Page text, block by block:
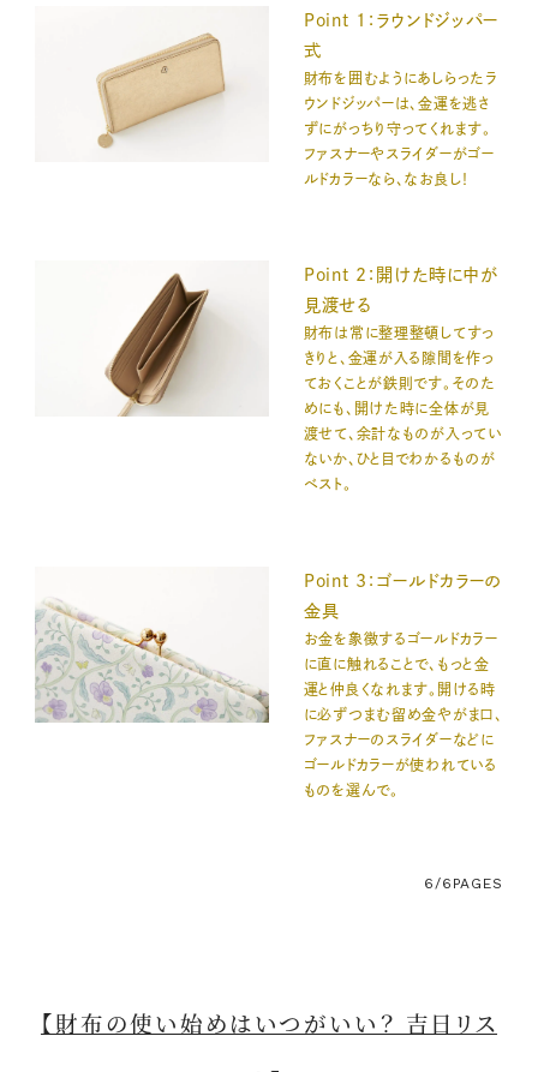
Point 1：ラウンドジッパー
式
財布を囲むようにあしらったラ
ウンドジッパーは、金運を逃さ
ずにがっちり守ってくれます。
ファスナーやスライダーがゴー
ルドカラーなら、なお良し！
Point 2：開けた時に中が
見渡せる
財布は常に整理整頓してすっ
きりと、金運が入る隙間を作っ
ておくことが鉄則です。そのた
めにも、開けた時に全体が見
渡せて、余計なものが入ってい
ないか、ひと目でわかるものが
ベスト。
Point 3：ゴールドカラーの
金具
お金を象徴するゴールドカラー
に直に触れることで、もっと金
運と仲良くなれます。開ける時
に必ずつまむ留め金やがま口、
ファスナーのスライダーなどに
ゴールドカラーが使われている
ものを選んで。
6/6 PAGES
【財布の使い始めはいつがいい？ 吉日リス